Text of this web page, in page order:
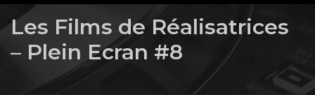
Les Films de Réalisatrices
– Plein Ecran #8